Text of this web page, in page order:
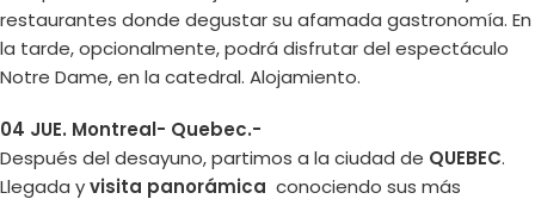
restaurantes donde degustar su afamada gastronomía. En
la tarde, opcionalmente, podrá disfrutar del espectáculo
Notre Dame, en la catedral. Alojamiento.
04 JUE. Montreal- Quebec.-
Después del desayuno, partimos a la ciudad de QUEBEC.
Llegada yvisita panorámica conociendo sus más